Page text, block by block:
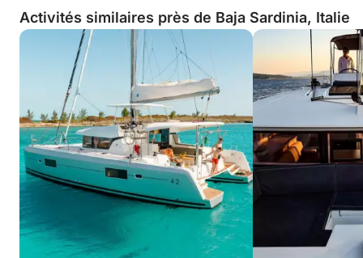
Activités similaires près de Baja Sardinia, Italie